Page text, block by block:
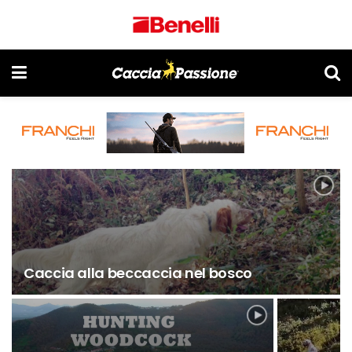
Caccia alla beccaccia nel bosco